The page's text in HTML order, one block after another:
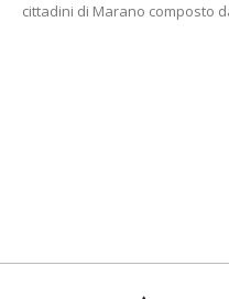
cittadini di Marano composto